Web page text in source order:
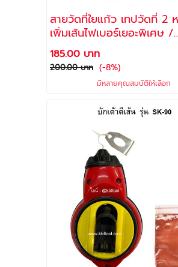
สายวัดที่ใยแก้ว เทปวัดที่ 2
เพิ่มเส้นไฟเบอร์เยอะพิเศษ /
ALLWAYS
185.00 บาท
200.00 บาท (-8%)
มีหลายคุณสมบัติให้เลือก